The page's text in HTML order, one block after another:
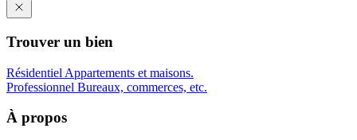
Trouver un bien
Résidentiel Appartements et maisons.
Professionnel Bureaux, commerces, etc.
À propos